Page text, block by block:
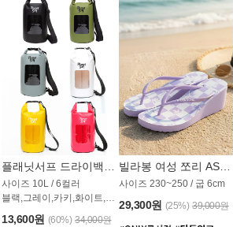
사이즈 10L / 6컬러
블랙,그레이,카키,화이트,옐로우,핑크
13,600원 (60%) 34,000원
사이즈 230~250 / 굽 6cm
29,300원 (25%) 39,000원